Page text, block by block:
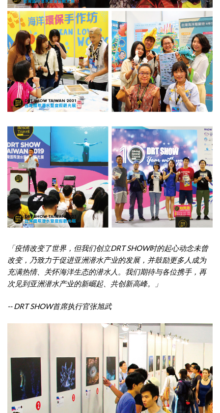
「疫情改变了世界，但我们创立DRT SHOW时的起心动念未曾
改变，乃致力于促进亚洲潜水产业的发展，并鼓励更多人成为
充满热情、关怀海洋生态的潜水人。我们期待与各位携手，再
次见到亚洲潜水产业的新崛起、共创新高峰。」
-- DRT SHOW首席执行官张旭武